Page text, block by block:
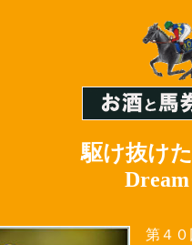
駆け抜け
第４